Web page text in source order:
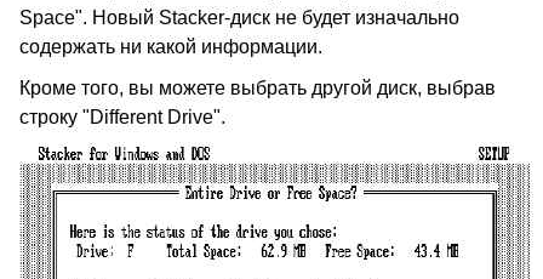
Space". Новый Stacker-диск не будет изначально
содержать ни какой информации.
Кроме того, вы можете выбрать другой диск, выбрав
строку "Different Drive".